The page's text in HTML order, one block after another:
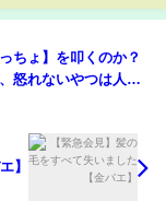
ちょ】を叩くのか？
怒れないやつは人間
】